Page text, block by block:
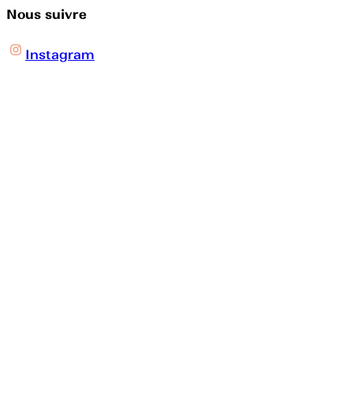
Nous suivre
Instagram